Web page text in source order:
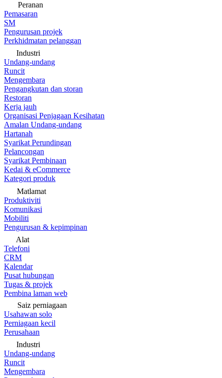
Peranan
Pemasaran
SM
Pengurusan projek
Perkhidmatan pelanggan
Industri
Undang-undang
Runcit
Mengembara
Pengangkutan dan storan
Restoran
Kerja jauh
Organisasi Penjagaan Kesihatan
Amalan Undang-undang
Hartanah
Syarikat Perundingan
Pelancongan
Syarikat Pembinaan
Kedai & eCommerce
Kategori produk
Matlamat
Produktiviti
Komunikasi
Mobiliti
Pengurusan & kepimpinan
Alat
Telefoni
CRM
Kalendar
Pusat hubungan
Tugas & projek
Pembina laman web
Saiz perniagaan
Usahawan solo
Perniagaan kecil
Perusahaan
Industri
Undang-undang
Runcit
Mengembara